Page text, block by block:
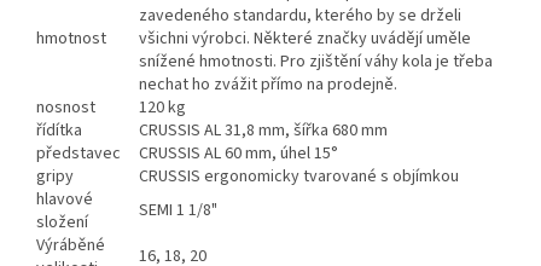
hmotnost
zavedeného standardu, kterého by se drželi
všichni výrobci. Některé značky uvádějí uměle
snížené hmotnosti. Pro zjištění váhy kola je třeba
nechat ho zvážit přímo na prodejně.
nosnost
120 kg
řídítka
CRUSSIS AL 31,8 mm, šířka 680 mm
představec
CRUSSIS AL 60 mm, úhel 15°
gripy
CRUSSIS ergonomicky tvarované s objímkou
hlavové
složení
SEMI 1 1/8"
Výráběné
16, 18, 20